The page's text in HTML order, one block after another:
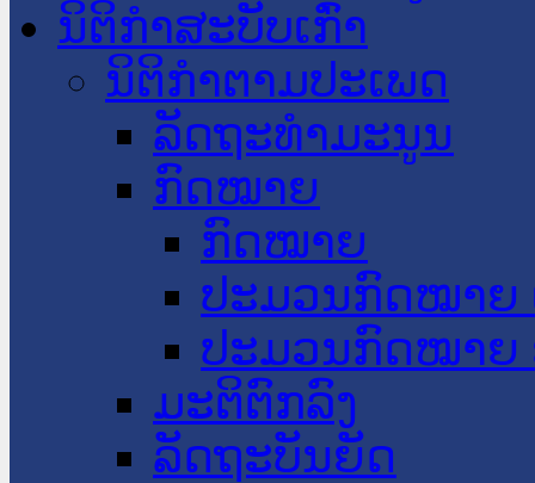
ນິຕິກໍາສະບັບເກົ່າ
ນິຕິກຳຕາມປະເພດ
ລັດຖະທໍາມະນູນ
ກົດໝາຍ
ກົດໝາຍ
ປະມວນກົດໝາຍ
ປະມວນກົດໝາຍ
ມະຕິຕົກລົງ
ລັດຖະບັນຍັດ